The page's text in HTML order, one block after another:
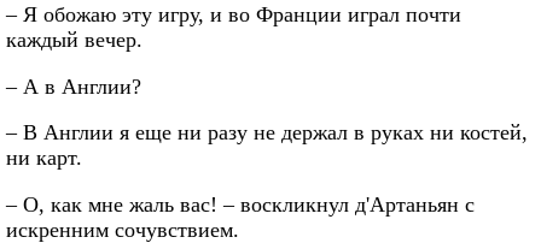
– Я обожаю эту игру, и во Франции играл почти
каждый вечер.
– А в Англии?
– В Англии я еще ни разу не держал в руках ни костей,
ни карт.
– О, как мне жаль вас! – воскликнул д'Артаньян с
искренним сочувствием.